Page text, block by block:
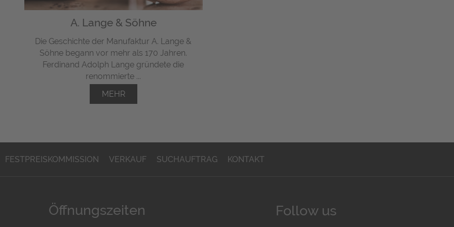
A. Lange & Söhne
Die Geschichte der Manufaktur A. Lange &
Söhne begann vor mehr als 170 Jahren.
Ferdinand Adolph Lange gründete die
renommierte ...
MEHR
FESTPREISKOMMISSION VERKAUF SUCHAUFTRAG KONTAKT
Öffnungszeiten Follow us